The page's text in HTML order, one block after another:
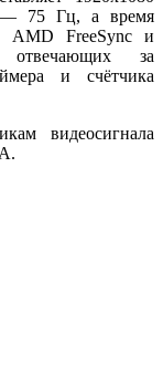
— 75 Гц, а время
AMD FreeSync и
отвечающих за
и счётчика
видеосигнала